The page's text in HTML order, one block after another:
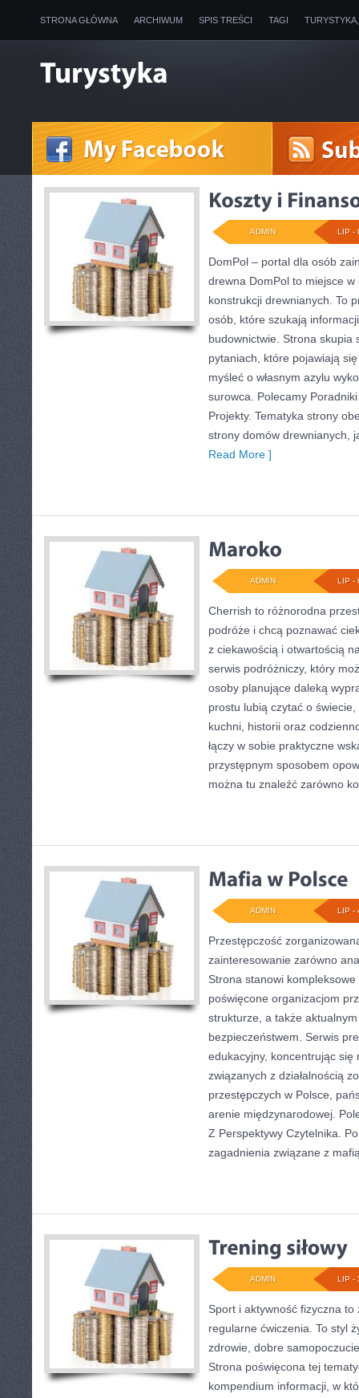
STRONA GŁÓWNA ARCHIWUM SPIS TREŚCI TAGI
LIP -
ADMIN
DomPol – portal dla osób
drewna DomPol to miejsce
konstrukcji drewnianych. To
osób, które szukają
budownictwie. Strona skupia
pytaniach, które pojawiają
myśleć o własnym azylu
surowca. Polecamy
Projekty. Tematyka strony
strony domów drewnianych,
Read More ]
LIP -
ADMIN
Cherrish to różnorodna
podróże i chcą poznawać
z ciekawością i otwartością
serwis podróżniczy, który
osoby planujące daleką
prostu lubią czytać o
kuchni, historii oraz
łączy w sobie praktyczne
przystępnym sposobem
można tu znaleźć zarówno
LIP -
ADMIN
Przestępczość
zainteresowanie zarówno
Strona stanowi
poświęcone organizacjom
strukturze, a także
bezpieczeństwem. Serwis
edukacyjny, koncentrując się
związanych z działalnością
przestępczych w Polsce,
arenie międzynarodowej.
Z Perspektywy Czytelnika.
zagadnienia związane z
LIP -
ADMIN
Sport i aktywność fizyczna
regularne ćwiczenia. To styl
zdrowie, dobre
Strona poświęcona tej
kompendium informacji, w